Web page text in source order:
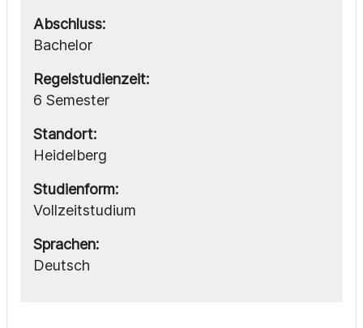
Abschluss:
Bachelor
Regelstudienzeit:
6 Semester
Standort:
Heidelberg
Studienform:
Vollzeitstudium
Sprachen:
Deutsch